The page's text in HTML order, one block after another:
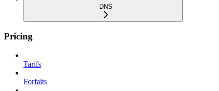
DNS
Pricing
Tarifs
Forfaits